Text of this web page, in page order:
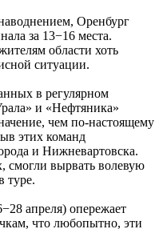
Оренбург
за 13−16 места.
области хоть
ситуации.
в регулярном
и «Нефтяника»
чем по-настоящему
этих команд
и Нижневартовска.
смогли вырвать волевую
туре.
апреля) опережает
что любопытно, эти